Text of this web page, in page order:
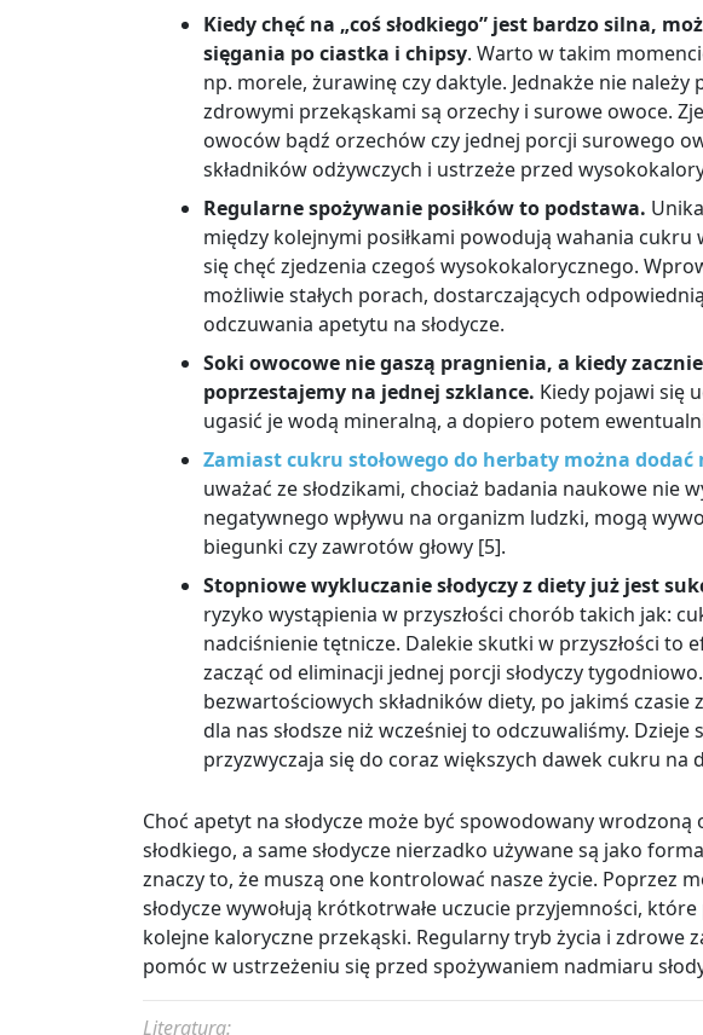
Kiedy chęć na „coś słodkiego” jest bardzo silna,
sięgania po ciastka i chipsy. Warto w takim
np. morele, żurawinę czy daktyle. Jednakże nie należy
zdrowymi przekąskami są orzechy i surowe owoce.
owoców bądź orzechów czy jednej porcji surowego
składników odżywczych i ustrzeże przed
Regularne spożywanie posiłków to podstawa.
między kolejnymi posiłkami powodują wahania
się chęć zjedzenia czegoś wysokokalorycznego.
możliwie stałych porach, dostarczających
odczuwania apetytu na słodycze.
Soki owocowe nie gaszą pragnienia, a kiedy
poprzestajemy na jednej szklance. Kiedy pojawi się
ugasić je wodą mineralną, a dopiero potem
Zamiast cukru stołowego do herbaty można
uważać ze słodzikami, chociaż badania naukowe nie
negatywnego wpływu na organizm ludzki, mogą
biegunki czy zawrotów głowy [5].
Stopniowe wykluczanie słodyczy z diety już jest
ryzyko wystąpienia w przyszłości chorób takich jak:
nadciśnienie tętnicze. Dalekie skutki w przyszłości to
zacząć od eliminacji jednej porcji słodyczy
bezwartościowych składników diety, po jakimś
dla nas słodsze niż wcześniej to odczuwaliśmy.
przyzwyczaja się do coraz większych dawek cukru na
Choć apetyt na słodycze może być spowodowany
słodkiego, a same słodycze nierzadko używane są jako
znaczy to, że muszą one kontrolować nasze życie. Poprzez
słodycze wywołują krótkotrwałe uczucie przyjemności,
kolejne kaloryczne przekąski. Regularny tryb życia i zdrowe
pomóc w ustrzeżeniu się przed spożywaniem nadmiaru
Literatura: